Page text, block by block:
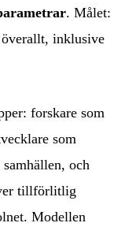
. Målet:
inklusive
forskare som
som
och
tillförlitlig
Modellen